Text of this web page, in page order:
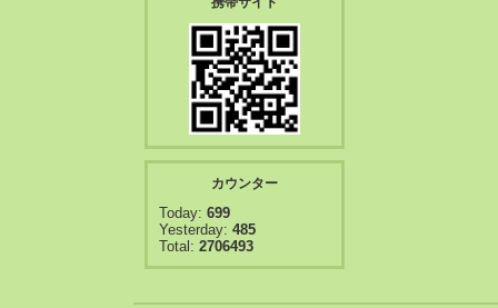
カウンター
Today: 699
Yesterday: 485
Total: 2706493